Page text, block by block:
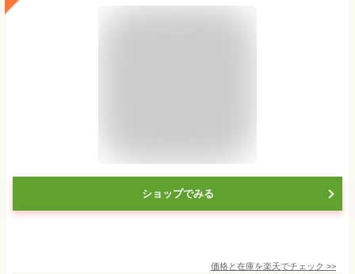
ショップでみる
価格と在庫を楽天でチェック >>